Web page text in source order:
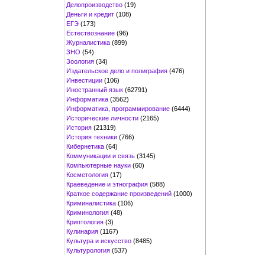
Делопроизводство (19)
Деньги и кредит (108)
ЕГЭ (173)
Естествознание (96)
Журналистика (899)
ЗНО (54)
Зоология (34)
Издательское дело и полиграфия (476)
Инвестиции (106)
Иностранный язык (62791)
Информатика (3562)
Информатика, программирование (6444)
Исторические личности (2165)
История (21319)
История техники (766)
Кибернетика (64)
Коммуникации и связь (3145)
Компьютерные науки (60)
Косметология (17)
Краеведение и этнография (588)
Краткое содержание произведений (1000)
Криминалистика (106)
Криминология (48)
Криптология (3)
Кулинария (1167)
Культура и искусство (8485)
Культурология (537)